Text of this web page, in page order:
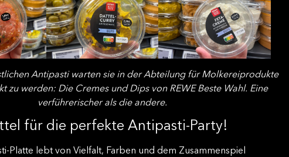
Antipasti warten sie in der Abteilung für Molkereiprodukte
zu werden: Die Cremes und Dips von REWE Beste Wahl. Eine
verführerischer als die andere.
für die perfekte Antipasti-Party!
Platte lebt von Vielfalt, Farben und dem Zusammenspiel